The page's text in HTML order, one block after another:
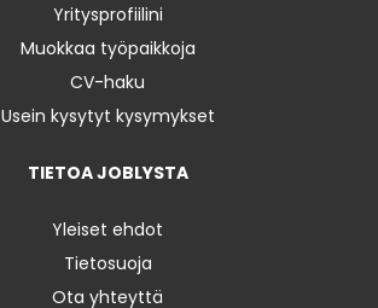
Yritysprofiilini
Muokkaa työpaikkoja
CV-haku
Usein kysytyt kysymykset
TIETOA JOBLYSTA
Yleiset ehdot
Tietosuoja
Ota yhteyttä